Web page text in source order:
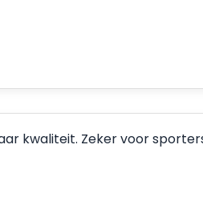
kwaliteit. Zeker voor